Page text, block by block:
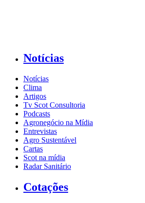
Notícias
Notícias
Clima
Artigos
Tv Scot Consultoria
Podcasts
Agronegócio na Mídia
Entrevistas
Agro Sustentável
Cartas
Scot na mídia
Radar Sanitário
Cotações